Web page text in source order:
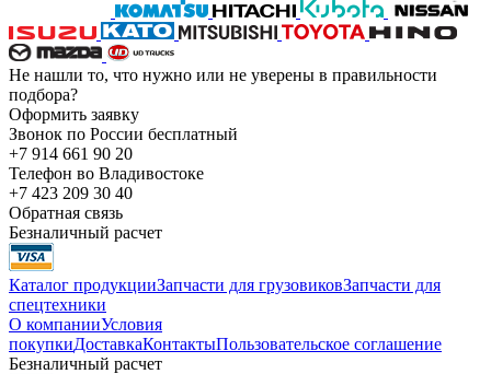
Не нашли то, что нужно или не уверены в правильности
подбора?
Оформить заявку
Звонок по России бесплатный
+7 914 661 90 20
Телефон во Владивостоке
+7 423 209 30 40
Обратная связь
Безналичный расчет
Каталог продукцииЗапчасти для грузовиковЗапчасти для
спецтехники
О компанииУсловия
покупкиДоставкаКонтактыПользовательское соглашение
Безналичный расчет